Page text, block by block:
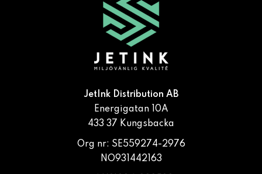
JetInk Distribution AB
Energigatan 10A
433 37 Kungsbacka
Org nr: SE559274-2976
NO931442163